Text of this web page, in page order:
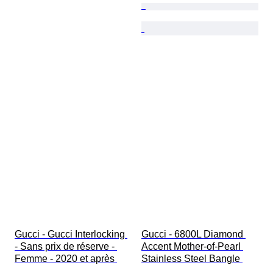
Gucci - Gucci Interlocking
- Sans prix de réserve -
Femme - 2020 et après
Gucci - 6800L Diamond
Accent Mother-of-Pearl
Stainless Steel Bangle